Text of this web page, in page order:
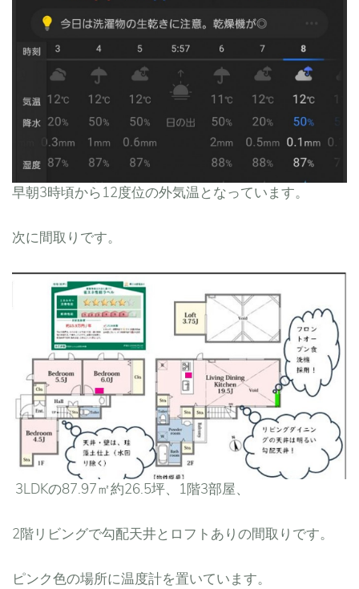
早朝3時頃から12度位の外気温となっています。
次に間取りです。
3LDKの87.97㎡約26.5坪、1階3部屋、
2階リビングで勾配天井とロフトありの間取りです。
ピンク色の場所に温度計を置いています。